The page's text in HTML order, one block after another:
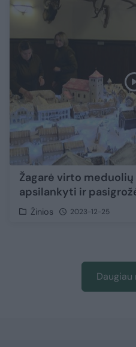
Žagarė virto
apsilankyti ir
Žinios 2023-12-25
Daugiau